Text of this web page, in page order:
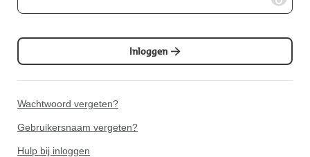
Inloggen
Wachtwoord vergeten?
Gebruikersnaam vergeten?
Hulp bij inloggen